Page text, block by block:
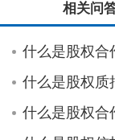
上面的
东同意决
池的股权
分红权而
，合伙人
非常方便
目的归宿
情，但糟
好卖。这
时，作为
相关问
什么是股权合
什么是股权质
什么是股权合